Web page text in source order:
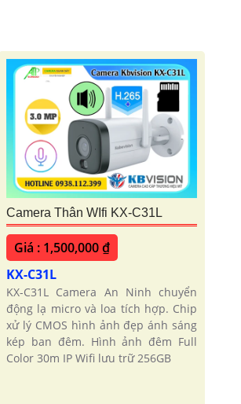
Camera Thân WIfi KX-C31L
Giá : 1,500,000 ₫
KX-C31L
KX-C31L Camera An Ninh chuyển
động lạ micro và loa tích hợp. Chip
xử lý CMOS hình ảnh đẹp ánh sáng
kép ban đêm. Hình ảnh đêm Full
Color 30m IP Wifi lưu trữ 256GB